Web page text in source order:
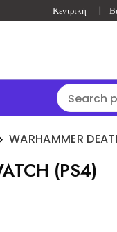
Κεντρική
WARHAMMER
(PS4)